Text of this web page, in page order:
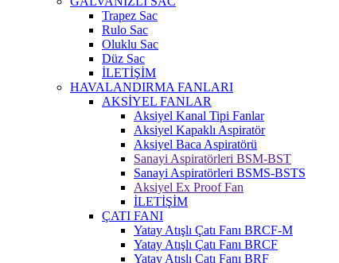
Trapez Sac
Rulo Sac
Oluklu Sac
Düz Sac
İLETİŞİM
HAVALANDIRMA FANLARI
AKSİYEL FANLAR
Aksiyel Kanal Tipi Fanlar
Aksiyel Kapaklı Aspiratör
Aksiyel Baca Aspiratörü
Sanayi Aspiratörleri BSM-BST
Sanayi Aspiratörleri BSMS-BSTS
Aksiyel Ex Proof Fan
İLETİŞİM
ÇATI FANI
Yatay Atışlı Çatı Fanı BRCF-M
Yatay Atışlı Çatı Fanı BRCF
Yatay Atışlı Çatı Fanı BRF